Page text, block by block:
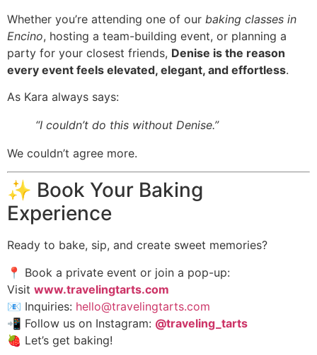
Whether you’re attending one of our baking classes in
Encino, hosting a team-building event, or planning a
party for your closest friends, Denise is the reason
every event feels elevated, elegant, and effortless.
As Kara always says:
“I couldn’t do this without Denise.”
We couldn’t agree more.
✨ Book Your Baking
Experience
Ready to bake, sip, and create sweet memories?
📍 Book a private event or join a pop-up:
Visit www.travelingtarts.com
📧 Inquiries: hello@travelingtarts.com
📲 Follow us on Instagram: @traveling_tarts
🍓 Let’s get baking!